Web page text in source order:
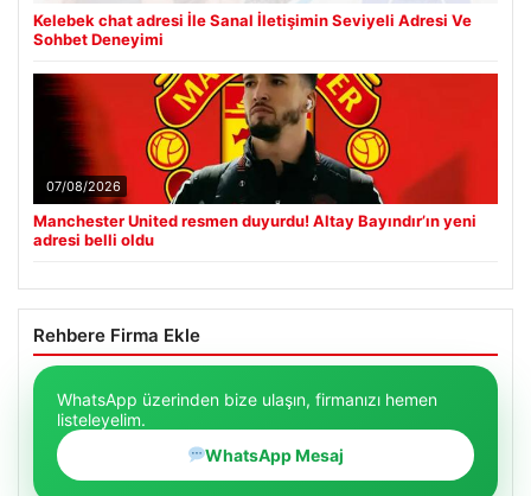
Kelebek chat adresi İle Sanal İletişimin Seviyeli Adresi Ve
Sohbet Deneyimi
07/08/2026
Manchester United resmen duyurdu! Altay Bayındır’ın yeni
adresi belli oldu
Rehbere Firma Ekle
WhatsApp üzerinden bize ulaşın, firmanızı hemen
listeleyelim.
WhatsApp Mesaj